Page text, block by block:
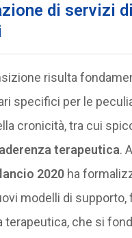
di servizi
risulta
specifici per le
cronicità, tra cui
terapeutica.
2020ha
modelli di
terapeutica, che si